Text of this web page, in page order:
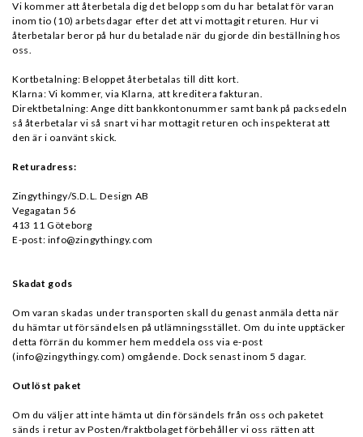
Vi kommer att återbetala dig det belopp som du har betalat för varan
inom tio (10) arbetsdagar efter det att vi mottagit returen. Hur vi
återbetalar beror på hur du betalade när du gjorde din beställning hos
oss.
Kortbetalning: Beloppet återbetalas till ditt kort.
Klarna: Vi kommer, via Klarna, att kreditera fakturan.
Direktbetalning: Ange ditt bankkontonummer samt bank på packsedeln
så återbetalar vi så snart vi har mottagit returen och inspekterat att
den är i oanvänt skick.
Returadress:
Zingythingy/S.D.L. Design AB
Vegagatan 56
413 11 Göteborg
E-post: info@zingythingy.com
Skadat gods
Om varan skadas under transporten skall du genast anmäla detta när
du hämtar ut försändelsen på utlämningsstället. Om du inte upptäcker
detta förrän du kommer hem meddela oss via e-post
(info@zingythingy.com) omgående. Dock senast inom 5 dagar.
Outlöst paket
Om du väljer att inte hämta ut din försändels från oss och paketet
sänds i retur av Posten/fraktbolaget förbehåller vi oss rätten att